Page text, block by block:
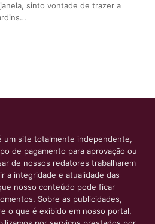
sinto vontade de trazer a
um site totalmente independente,
de pagamento para aprovação ou
de nossos redatores trabalharem
a integridade e atualidade das
nosso conteúdo pode ficar
Sobre as publicidades,
o que é exibido em nosso portal,